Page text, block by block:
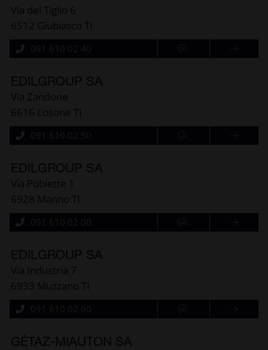
Via del Tiglio 6
6512 Giubiasco TI
091 610 02 40
EDILGROUP SA
Via Zandone
6616 Losone TI
091 610 02 50
EDILGROUP SA
Via Pobiette 1
6928 Manno TI
091 610 02 00
EDILGROUP SA
Via Industria 7
6933 Muzzano TI
091 610 02 60
GÉTAZ-MIAUTON SA